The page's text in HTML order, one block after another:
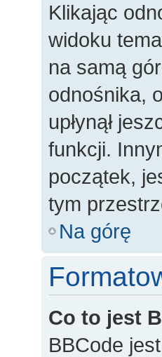
Klikając
widoku
na samą
odnośnika,
upłynął
funkcji.
początek,
tym
Na górę
Co to jest
BBCode